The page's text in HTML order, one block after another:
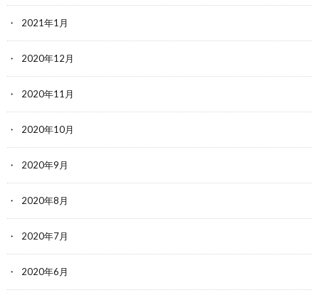
2021年1月
2020年12月
2020年11月
2020年10月
2020年9月
2020年8月
2020年7月
2020年6月